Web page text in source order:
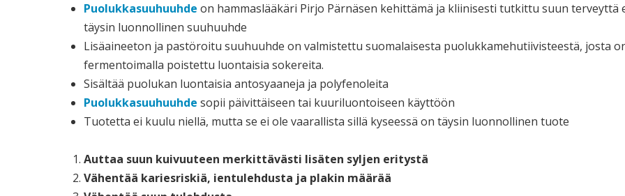
Puolukkasuuhuuhde on hammaslääkäri Pirjo Pärnäsen kehittämä ja kliinisesti tutkittu suun terveyttä
täysin luonnollinen suuhuuhde
Lisäaineeton ja pastöroitu suuhuuhde on valmistettu suomalaisesta puolukkamehutiivisteestä, josta
fermentoimalla poistettu luontaisia sokereita.
Sisältää puolukan luontaisia antosyaaneja ja polyfenoleita
Puolukkasuuhuuhde sopii päivittäiseen tai kuuriluontoiseen käyttöön
Tuotetta ei kuulu niellä, mutta se ei ole vaarallista sillä kyseessä on täysin luonnollinen tuote
Auttaa suun kuivuuteen merkittävästi lisäten syljen eritystä
Vähentää kariesriskiä, ientulehdusta ja plakin määrää